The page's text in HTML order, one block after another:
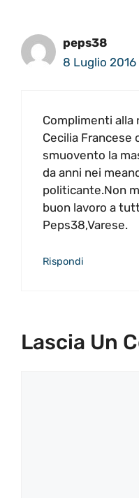
peps38
8 Luglio 2016
Complimenti alla
Cecilia Francese
smuovento la
da anni nei
politicante.Non
buon lavoro a
Peps38,Varese.
Rispondi
Lascia Un